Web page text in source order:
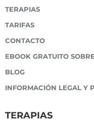
TERAPIAS
TARIFAS
CONTACTO
EBOOK GRATUITO
BLOG
INFORMACIÓN LEGAL Y
TERAPIAS